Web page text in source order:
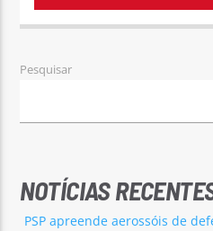
Pesquisar
NOTÍCIAS
PSP apreende aerossóis de